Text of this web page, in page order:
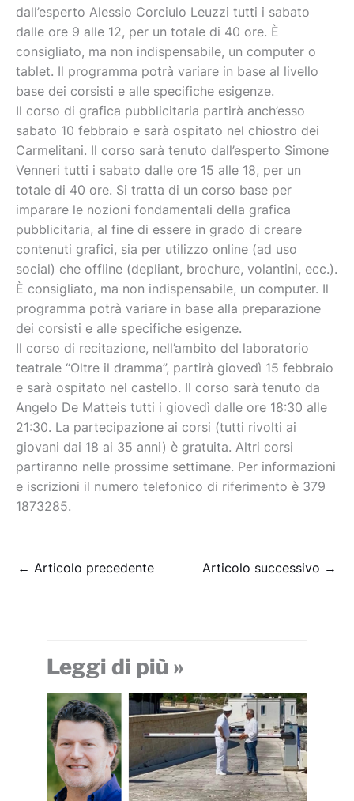
dall’esperto Alessio Corciulo Leuzzi tutti i sabato
dalle ore 9 alle 12, per un totale di 40 ore. È
consigliato, ma non indispensabile, un computer o
tablet. Il programma potrà variare in base al livello
base dei corsisti e alle specifiche esigenze.
Il corso di grafica pubblicitaria partirà anch’esso
sabato 10 febbraio e sarà ospitato nel chiostro dei
Carmelitani. Il corso sarà tenuto dall’esperto Simone
Venneri tutti i sabato dalle ore 15 alle 18, per un
totale di 40 ore. Si tratta di un corso base per
imparare le nozioni fondamentali della grafica
pubblicitaria, al fine di essere in grado di creare
contenuti grafici, sia per utilizzo online (ad uso
social) che offline (depliant, brochure, volantini, ecc.).
È consigliato, ma non indispensabile, un computer. Il
programma potrà variare in base alla preparazione
dei corsisti e alle specifiche esigenze.
Il corso di recitazione, nell’ambito del laboratorio
teatrale “Oltre il dramma”, partirà giovedì 15 febbraio
e sarà ospitato nel castello. Il corso sarà tenuto da
Angelo De Matteis tutti i giovedì dalle ore 18:30 alle
21:30. La partecipazione ai corsi (tutti rivolti ai
giovani dai 18 ai 35 anni) è gratuita. Altri corsi
partiranno nelle prossime settimane. Per informazioni
e iscrizioni il numero telefonico di riferimento è 379
1873285.
← Articolo precedente Articolo successivo →
Leggi di più »